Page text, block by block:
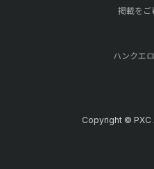
掲載をご
ハンクエ
Copyright © PXC